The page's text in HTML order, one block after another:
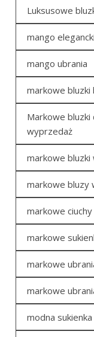
Luksusowe
mango
mango ubrania
markowe bluzki
Markowe bluzki
wyprzedaż
markowe
markowe bluzy
markowe
markowe
markowe
markowe
modna